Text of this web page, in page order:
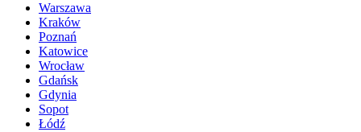
Warszawa
Kraków
Poznań
Katowice
Wrocław
Gdańsk
Gdynia
Sopot
Łódź